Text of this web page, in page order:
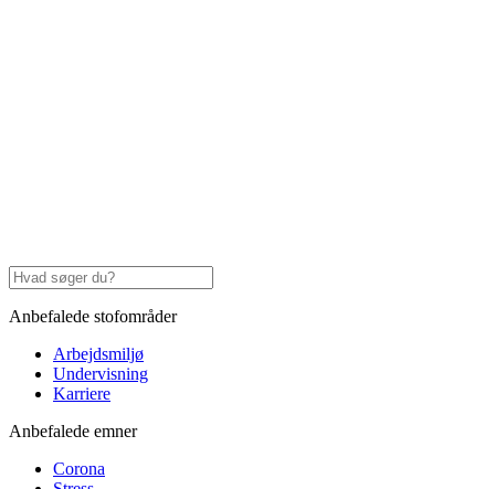
Anbefalede stofområder
Arbejdsmiljø
Undervisning
Karriere
Anbefalede emner
Corona